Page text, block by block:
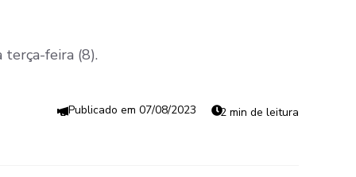
terça-feira (8).
07/08/2023 2 min de leitura